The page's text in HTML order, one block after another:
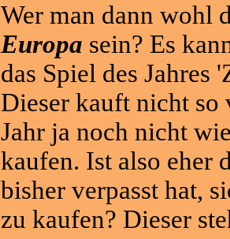
Wer man dann wohl
Europa sein? Es
das Spiel des Jahres
Dieser kauft nicht so
Jahr ja noch nicht
kaufen. Ist also eher
bisher verpasst hat,
zu kaufen? Dieser